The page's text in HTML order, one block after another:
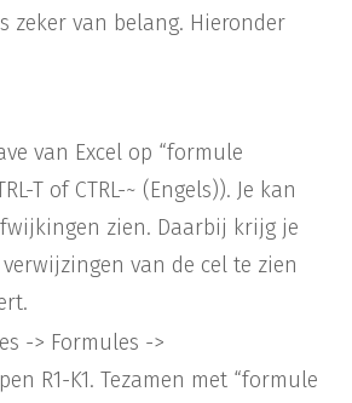
zeker van belang. Hieronder
van Excel op “formule
T of CTRL-~ (Engels)). Je kan
zien. Daarbij krijg je
van de cel te zien
-> Formules ->
R1-K1. Tezamen met “formule